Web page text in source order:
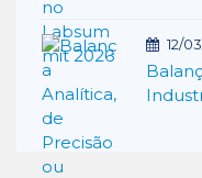
12/